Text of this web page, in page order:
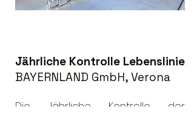
Jährliche Kontrolle Lebenslinie
BAYERNLAND GmbH, Verona
Die Jährliche Kontrolle der